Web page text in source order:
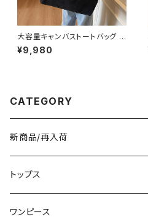
大容量キャンバストートバッグ レ
ディース A4対応 通勤バッグ 通
学バッグ 肩掛けバッグ マザーズ
¥9,980
CATEGORY
新商品/再入荷
トップス
Tシャツ/カットソー
ワンピース